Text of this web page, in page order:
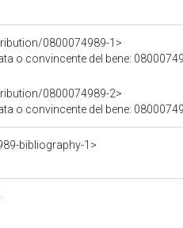
0800074989-1>
o convincente del bene:
0800074989-2>
o convincente del bene:
bibliography-1>